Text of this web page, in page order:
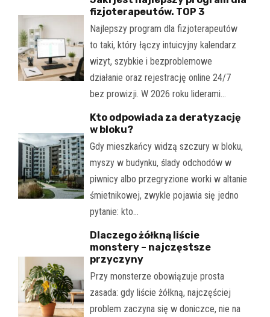
fizjoterapeutów. TOP 3
Najlepszy program dla fizjoterapeutów
to taki, który łączy intuicyjny kalendarz
wizyt, szybkie i bezproblemowe
działanie oraz rejestrację online 24/7
bez prowizji. W 2026 roku liderami…
Kto odpowiada za deratyzację
w bloku?
Gdy mieszkańcy widzą szczury w bloku,
myszy w budynku, ślady odchodów w
piwnicy albo przegryzione worki w altanie
śmietnikowej, zwykle pojawia się jedno
pytanie: kto…
Dlaczego żółkną liście
monstery – najczęstsze
przyczyny
Przy monsterze obowiązuje prosta
zasada: gdy liście żółkną, najczęściej
problem zaczyna się w doniczce, nie na